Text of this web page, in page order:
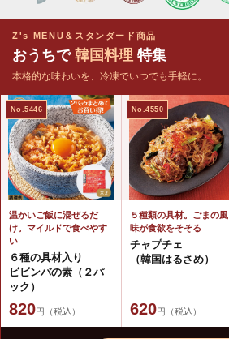
Z's MENU＆スタンダード商品
おうちで 韓国料理 特集
本格的な味わいを、冷凍でいつでも手軽に。
No.5446
温かいご飯に混ぜるだ
け。マイルドで食べやす
い
６種の具材入り
ビビンバの素（２パ
ック）
820円（税込）
No.4550
５種類の具材。ごまの風
味が食欲をそそる
チャプチェ
（韓国はるさめ）
620円（税込）